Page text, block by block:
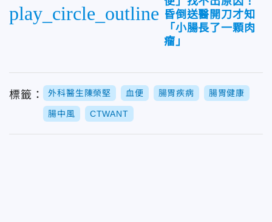
play_circle_outline 昏倒送醫開刀才知
「小腸長了一顆肉
瘤」
標籤： 外科醫生陳榮堅 血便 腸胃疾病 腸胃健康
腸中風 CTWANT